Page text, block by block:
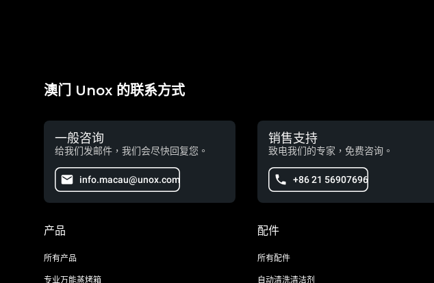
澳门 Unox 的联系方式
一般咨询
给我们发邮件，我们会尽快回复您。
info.macau@unox.com
销售支持
致电我们的专家，免费咨询。
+86 21 56907696
产品
所有产品
专业万能蒸烤箱
配件
所有配件
自动清洗清洁剂